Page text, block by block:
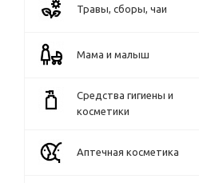
Травы, сборы, чаи
Мама и малыш
Средства гигиены и
косметики
Аптечная косметика